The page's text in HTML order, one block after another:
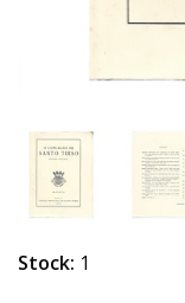
Stock: 1